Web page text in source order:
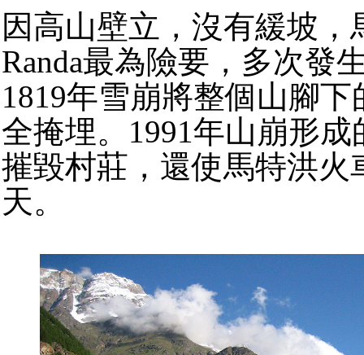
因高山壁立，沒有緩坡，
Randa最為險要，多次發
1819年雪崩將整個山腳下
全掩埋。1991年山崩形
摧毀村莊，還使馬特洪火
天。